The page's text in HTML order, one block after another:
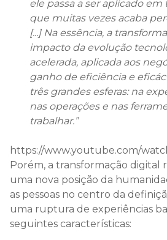
ele passa a ser aplicado
que muitas vezes acaba
[...] Na essência, a
impacto da evolução
acelerada, aplicada aos
ganho de eficiência e
três grandes esferas: na
nas operações e nas
trabalhar.”
https://www.youtube.com/
Porém, a transformação digital
uma nova posição da
as pessoas no centro da
uma ruptura de experiências
seguintes características: